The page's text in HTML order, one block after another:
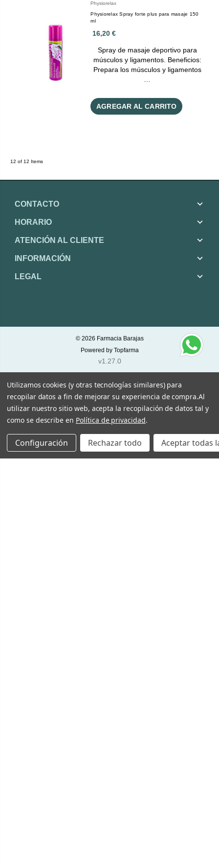
Physiorelax
Physiorelax Spray forte plus para masaje 150
ml
16,20 €
Spray de masaje deportivo para
músculos y ligamentos. Beneficios:
Prepara los músculos y ligamentos
…
AGREGAR AL CARRITO
12 of 12 Items
CONTACTO
HORARIO
ATENCIÓN AL CLIENTE
INFORMACIÓN
LEGAL
© 2026 Farmacia Barajas
Powered by Topfarma
v1.27.0
Utilizamos cookies (y otras tecnologías similares) para
recopilar datos a fin de mejorar su experiencia de compra.Al
utilizar nuestro sitio web, acepta la recopilación de datos tal y
como se describe en Política de privacidad.
Configuración Rechazar todo Aceptar todas